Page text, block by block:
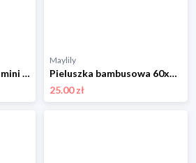
Pieluszka bambusowa mini 25x25 - Wilkiway
Maylily
Pieluszka bambusowa 60x60 - szary
25.00 zł